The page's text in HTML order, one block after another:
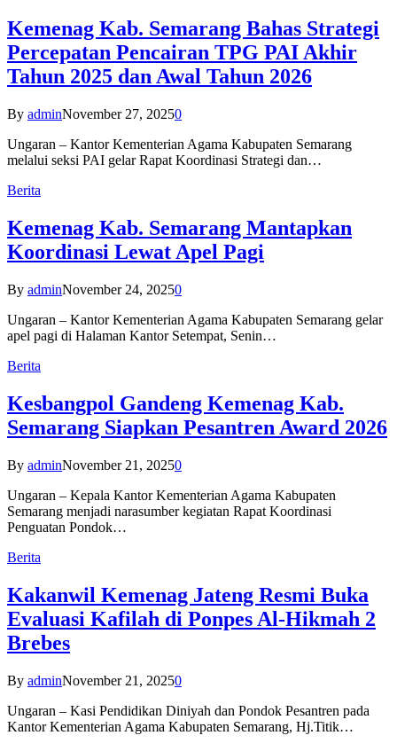
Kemenag Kab. Semarang Bahas Strategi
Percepatan Pencairan TPG PAI Akhir
Tahun 2025 dan Awal Tahun 2026
By adminNovember 27, 20250
Ungaran – Kantor Kementerian Agama Kabupaten Semarang
melalui seksi PAI gelar Rapat Koordinasi Strategi dan…
Berita
Kemenag Kab. Semarang Mantapkan
Koordinasi Lewat Apel Pagi
By adminNovember 24, 20250
Ungaran – Kantor Kementerian Agama Kabupaten Semarang gelar
apel pagi di Halaman Kantor Setempat, Senin…
Berita
Kesbangpol Gandeng Kemenag Kab.
Semarang Siapkan Pesantren Award 2026
By adminNovember 21, 20250
Ungaran – Kepala Kantor Kementerian Agama Kabupaten
Semarang menjadi narasumber kegiatan Rapat Koordinasi
Penguatan Pondok…
Berita
Kakanwil Kemenag Jateng Resmi Buka
Evaluasi Kafilah di Ponpes Al-Hikmah 2
Brebes
By adminNovember 21, 20250
Ungaran – Kasi Pendidikan Diniyah dan Pondok Pesantren pada
Kantor Kementerian Agama Kabupaten Semarang, Hj.Titik…